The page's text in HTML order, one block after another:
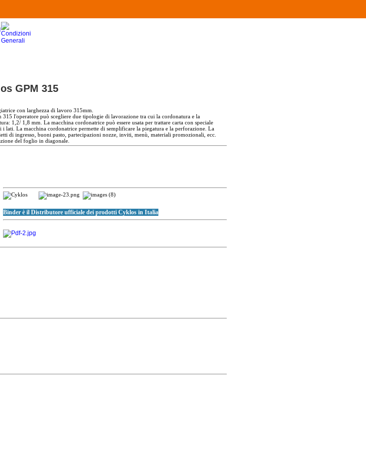
GPM 315
con larghezza di lavoro 315mm.
315 l'operatore può scegliere due tipologie di lavorazione tra cui la cordonatura e la
1,2/ 1,8 mm. La macchina cordonatrice può essere usata per trattare carta con speciale
i lati. La macchina cordonatrice permette di semplificare la piegatura e la perforazione. La
di ingresso, buoni pasto, partecipazioni nozze, inviti, menù, materiali promozionali, ecc.
del foglio in diagonale.
Binder è il Distributore ufficiale dei prodotti Cyklos in Italia